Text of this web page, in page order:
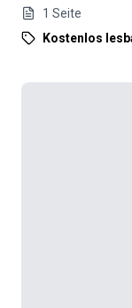
1 Seite
Kostenlos